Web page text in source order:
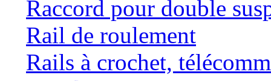
Raccord pour double
Rail de roulement
Rails à crochet,